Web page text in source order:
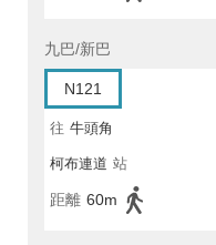
九巴/新巴
N121
往 牛頭角
柯布連道 站
距離 60m